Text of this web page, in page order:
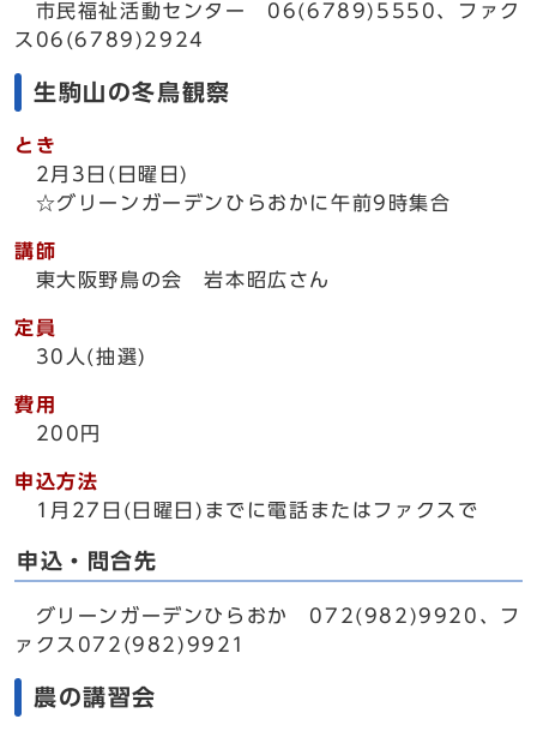
市民福祉活動センター 06(6789)5550、ファク
ス06(6789)2924
生駒山の冬鳥観察
とき
2月3日(日曜日)
☆グリーンガーデンひらおかに午前9時集合
講師
東大阪野鳥の会 岩本昭広さん
定員
30人(抽選)
費用
200円
申込方法
1月27日(日曜日)までに電話またはファクスで
申込・問合先
グリーンガーデンひらおか 072(982)9920、フ
ァクス072(982)9921
農の講習会